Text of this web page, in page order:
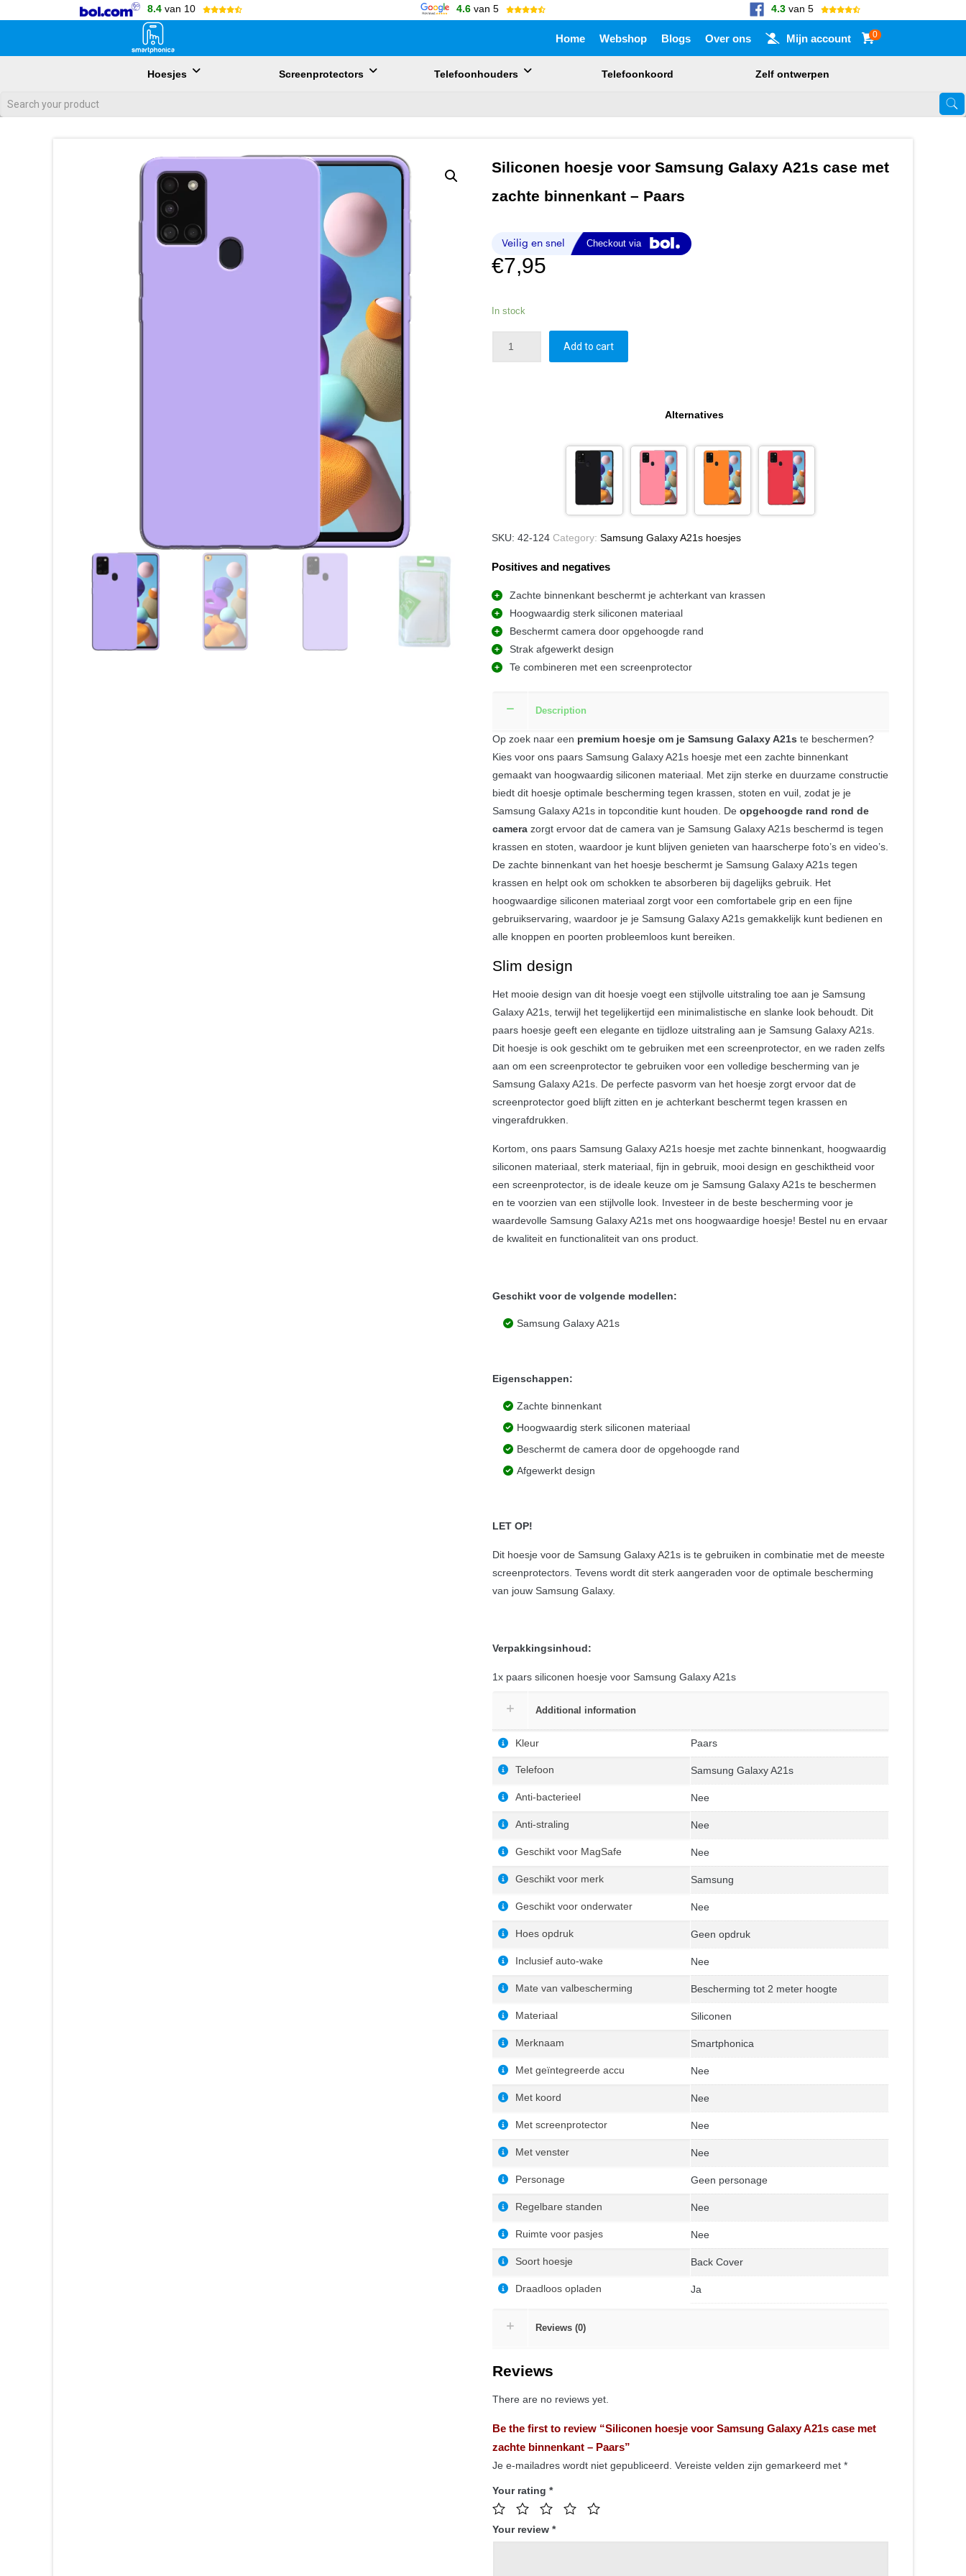
8.4 van 10 4.6 van 5 4.3 van 5
Home Webshop Blogs Over ons Mijn account 0
Hoesjes Screenprotectors Telefoonhouders Telefoonkoord Zelf ontwerpen
Siliconen hoesje voor Samsung Galaxy A21s case met
zachte binnenkant – Paars
€7,95
In stock
Add to cart
Alternatives
SKU: 42-124 Category: Samsung Galaxy A21s hoesjes
Positives and negatives
Zachte binnenkant beschermt je achterkant van krassen
Hoogwaardig sterk siliconen materiaal
Beschermt camera door opgehoogde rand
Strak afgewerkt design
Te combineren met een screenprotector
Description
Op zoek naar een premium hoesje om je Samsung Galaxy A21s te beschermen?
Kies voor ons paars Samsung Galaxy A21s hoesje met een zachte binnenkant
gemaakt van hoogwaardig siliconen materiaal. Met zijn sterke en duurzame constructie
biedt dit hoesje optimale bescherming tegen krassen, stoten en vuil, zodat je je
Samsung Galaxy A21s in topconditie kunt houden. De opgehoogde rand rond de
camerazorgt ervoor dat de camera van je Samsung Galaxy A21s beschermd is tegen
krassen en stoten, waardoor je kunt blijven genieten van haarscherpe foto’s en video’s.
De zachte binnenkant van het hoesje beschermt je Samsung Galaxy A21s tegen
krassen en helpt ook om schokken te absorberen bij dagelijks gebruik. Het
hoogwaardige siliconen materiaal zorgt voor een comfortabele grip en een fijne
gebruikservaring, waardoor je je Samsung Galaxy A21s gemakkelijk kunt bedienen en
alle knoppen en poorten probleemloos kunt bereiken.
Slim design
Het mooie design van dit hoesje voegt een stijlvolle uitstraling toe aan je Samsung
Galaxy A21s, terwijl het tegelijkertijd een minimalistische en slanke look behoudt. Dit
paars hoesje geeft een elegante en tijdloze uitstraling aan je Samsung Galaxy A21s.
Dit hoesje is ook geschikt om te gebruiken met een screenprotector, en we raden zelfs
aan om een screenprotector te gebruiken voor een volledige bescherming van je
Samsung Galaxy A21s. De perfecte pasvorm van het hoesje zorgt ervoor dat de
screenprotector goed blijft zitten en je achterkant beschermt tegen krassen en
vingerafdrukken.
Kortom, ons paars Samsung Galaxy A21s hoesje met zachte binnenkant, hoogwaardig
siliconen materiaal, sterk materiaal, fijn in gebruik, mooi design en geschiktheid voor
een screenprotector, is de ideale keuze om je Samsung Galaxy A21s te beschermen
en te voorzien van een stijlvolle look. Investeer in de beste bescherming voor je
waardevolle Samsung Galaxy A21s met ons hoogwaardige hoesje! Bestel nu en ervaar
de kwaliteit en functionaliteit van ons product.
Geschikt voor de volgende modellen:
Samsung Galaxy A21s
Eigenschappen:
Zachte binnenkant
Hoogwaardig sterk siliconen materiaal
Beschermt de camera door de opgehoogde rand
Afgewerkt design
LET OP!
Dit hoesje voor de Samsung Galaxy A21s is te gebruiken in combinatie met de meeste
screenprotectors. Tevens wordt dit sterk aangeraden voor de optimale bescherming
van jouw Samsung Galaxy.
Verpakkingsinhoud:
1x paars siliconen hoesje voor Samsung Galaxy A21s
Additional information
Kleur Paars
Telefoon Samsung Galaxy A21s
Anti-bacterieel Nee
Anti-straling Nee
Geschikt voor MagSafe Nee
Geschikt voor merk Samsung
Geschikt voor onderwater Nee
Hoes opdruk Geen opdruk
Inclusief auto-wake Nee
Mate van valbescherming Bescherming tot 2 meter hoogte
Materiaal Siliconen
Merknaam Smartphonica
Met geïntegreerde accu Nee
Met koord Nee
Met screenprotector Nee
Met venster Nee
Personage Geen personage
Regelbare standen Nee
Ruimte voor pasjes Nee
Soort hoesje Back Cover
Draadloos opladen Ja
Reviews (0)
Reviews
There are no reviews yet.
Be the first to review “Siliconen hoesje voor Samsung Galaxy A21s case met
zachte binnenkant – Paars”
Je e-mailadres wordt niet gepubliceerd. Vereiste velden zijn gemarkeerd met *
Your rating *
Your review *